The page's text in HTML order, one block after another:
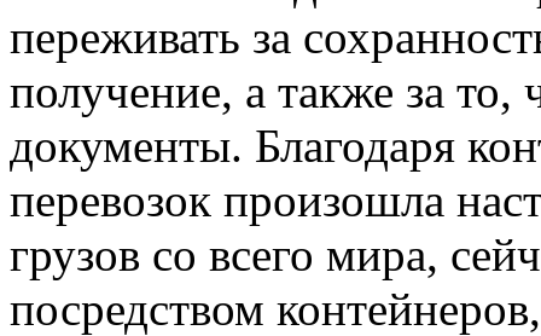
переживать за
получение, а также за то,
документы. Благодаря
перевозок произошла
грузов со всего мира,
посредством